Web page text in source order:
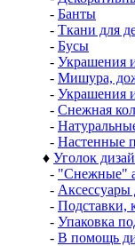
- Банты
- Ткани для
- Бусы
- Украшения
- Мишура,
- Украшения
- Снежная
-
- Настенные
♦ Уголок
- "Снежные"
- Аксессуары
- Подставки,
- Упаковка
- В помощь